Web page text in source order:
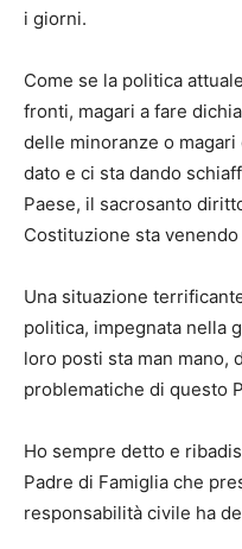
i giorni.
Come se la politica
fronti, magari a fare
delle minoranze o
dato e ci sta dando
Paese, il sacrosanto
Costituzione sta venendo
Una situazione
politica, impegnata nella
loro posti sta man mano,
problematiche di questo
Ho sempre detto e
Padre di Famiglia che
responsabilità civile ha